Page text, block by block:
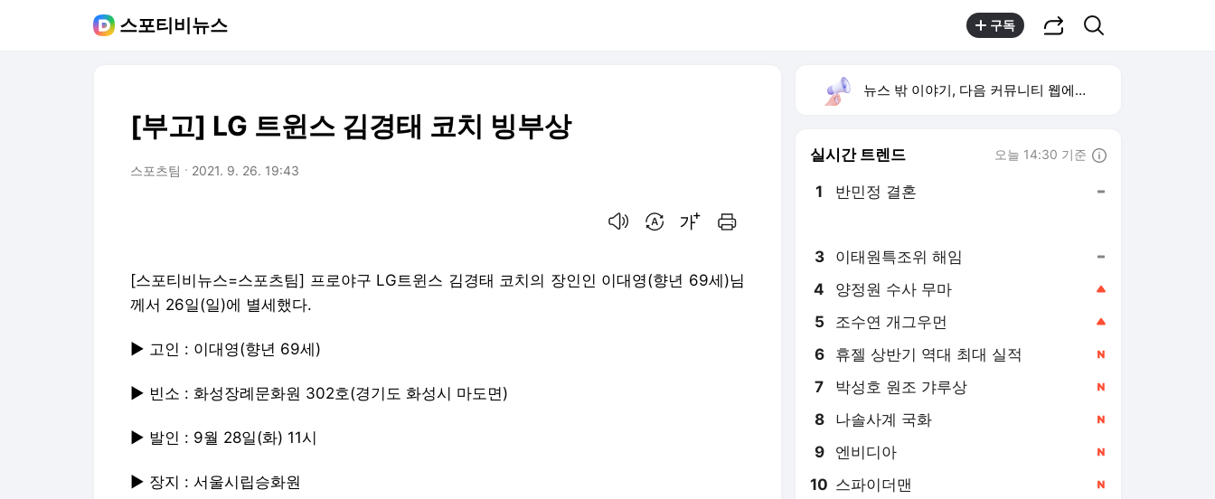
스포티비뉴스 구독
[부고] LG 트윈스 김경태 코치 빙부상
스포츠팀 2021. 9. 26. 19:43
[스포티비뉴스=스포츠팀] 프로야구 LG트윈스 김경태 코치의 장인인 이대영(향년 69세)님
께서 26일(일)에 별세했다.
▶ 고인 : 이대영(향년 69세)
▶ 빈소 : 화성장례문화원 302호(경기도 화성시 마도면)
▶ 발인 : 9월 28일(화) 11시
▶ 장지 : 서울시립승화원
뉴스 밖 이야기, 다음 커뮤니티 웹에서 보기
실시간 트렌드 오늘 14:30 기준
1 반민정 결혼
3 이태원특조위 해임
4 양정원 수사 무마
5 조수연 개그우먼
6 휴젤 상반기 역대 최대 실적
7 박성호 원조 갸루상
8 나솔사계 국화
9 엔비디아
10 스파이더맨